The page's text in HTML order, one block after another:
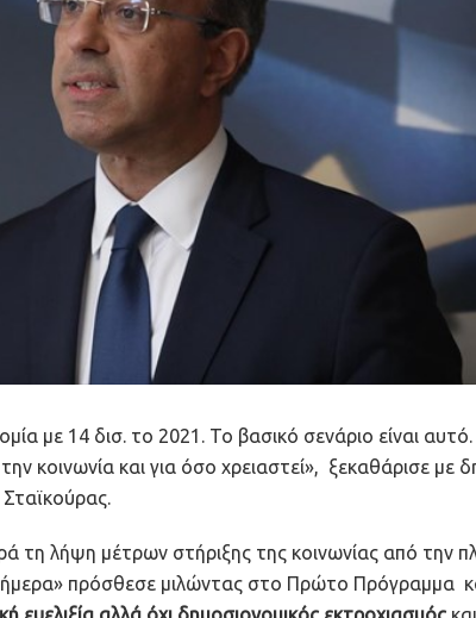
με 14 δισ. το 2021. Το βασικό σενάριο είναι
κοινωνία και για όσο χρειαστεί», ξεκαθάρισε με
τη λήψη μέτρων στήριξης της κοινωνίας από την
σήμερα» πρόσθεσε μιλώντας στο Πρώτο Πρόγραμμα